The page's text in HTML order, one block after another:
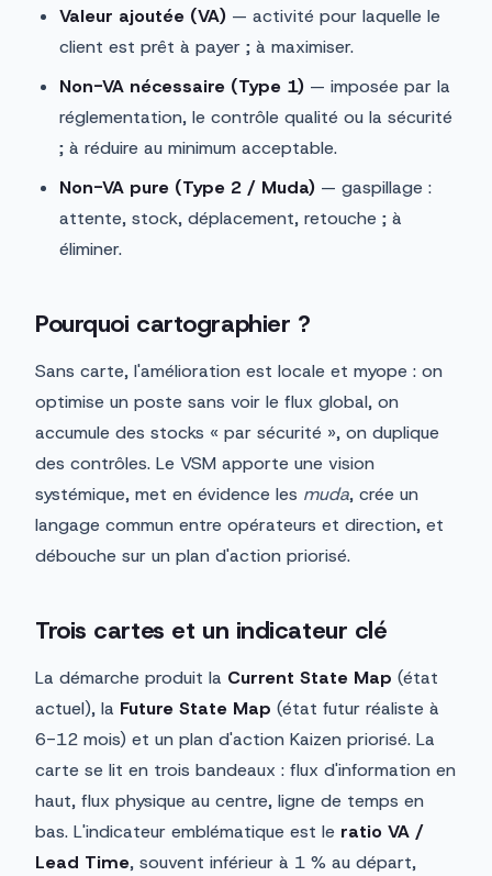
Valeur ajoutée (VA) — activité pour laquelle le
client est prêt à payer ; à maximiser.
Non-VA nécessaire (Type 1) — imposée par la
réglementation, le contrôle qualité ou la sécurité
; à réduire au minimum acceptable.
Non-VA pure (Type 2 / Muda) — gaspillage :
attente, stock, déplacement, retouche ; à
éliminer.
Pourquoi cartographier ?
Sans carte, l'amélioration est locale et myope : on
optimise un poste sans voir le flux global, on
accumule des stocks « par sécurité », on duplique
des contrôles. Le VSM apporte une vision
systémique, met en évidence les muda, crée un
langage commun entre opérateurs et direction, et
débouche sur un plan d'action priorisé.
Trois cartes et un indicateur clé
La démarche produit la Current State Map (état
actuel), la Future State Map (état futur réaliste à
6-12 mois) et un plan d'action Kaizen priorisé. La
carte se lit en trois bandeaux : flux d'information en
haut, flux physique au centre, ligne de temps en
bas. L'indicateur emblématique est le ratio VA /
Lead Time, souvent inférieur à 1 % au départ,